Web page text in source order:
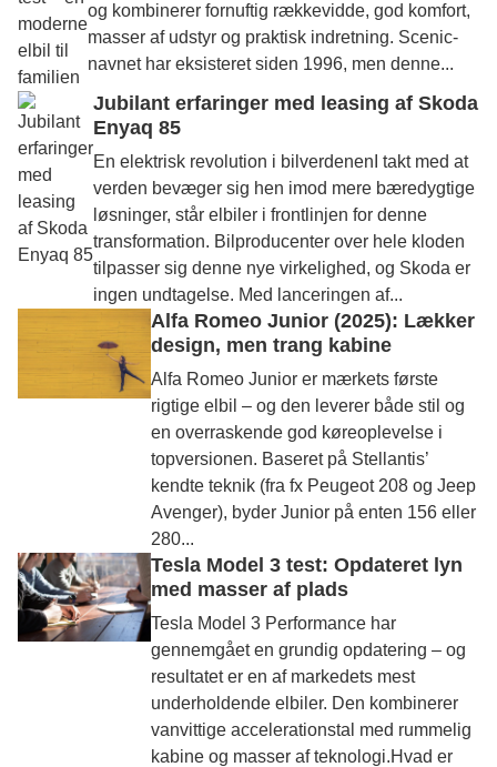
og kombinerer fornuftig rækkevidde, god komfort,
masser af udstyr og praktisk indretning. Scenic-
navnet har eksisteret siden 1996, men denne...
Jubilant erfaringer med leasing af Skoda
Enyaq 85
En elektrisk revolution i bilverdenenI takt med at
verden bevæger sig hen imod mere bæredygtige
løsninger, står elbiler i frontlinjen for denne
transformation. Bilproducenter over hele kloden
tilpasser sig denne nye virkelighed, og Skoda er
ingen undtagelse. Med lanceringen af...
Alfa Romeo Junior (2025): Lækker
design, men trang kabine
Alfa Romeo Junior er mærkets første
rigtige elbil – og den leverer både stil og
en overraskende god køreoplevelse i
topversionen. Baseret på Stellantis’
kendte teknik (fra fx Peugeot 208 og Jeep
Avenger), byder Junior på enten 156 eller
280...
Tesla Model 3 test: Opdateret lyn
med masser af plads
Tesla Model 3 Performance har
gennemgået en grundig opdatering – og
resultatet er en af markedets mest
underholdende elbiler. Den kombinerer
vanvittige accelerationstal med rummelig
kabine og masser af teknologi.Hvad er